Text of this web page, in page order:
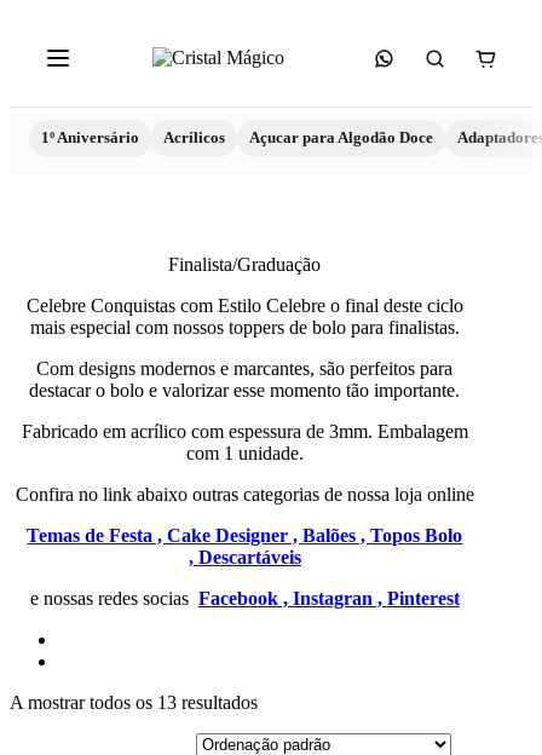
1º Aniversário Acrílicos Açucar para Algodão Doce
Finalista/Graduação
Celebre Conquistas com Estilo Celebre o final deste ciclo
mais especial com nossos toppers de bolo para finalistas.
Com designs modernos e marcantes, são perfeitos para
destacar o bolo e valorizar esse momento tão importante.
Fabricado em acrílico com espessura de 3mm. Embalagem
com 1 unidade.
Confira no link abaixo outras categorias de nossa loja online
Temas de Festa ,Cake Designer ,Balões ,Topos Bolo
, Descartáveis
e nossas redes socias Facebook , Instagran , Pinterest
A mostrar todos os 13 resultados